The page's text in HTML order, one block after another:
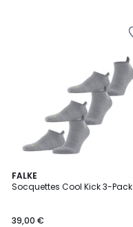
FALKE
Socquettes Cool Kick 3-Pack
39,00 €
4
Couleurs